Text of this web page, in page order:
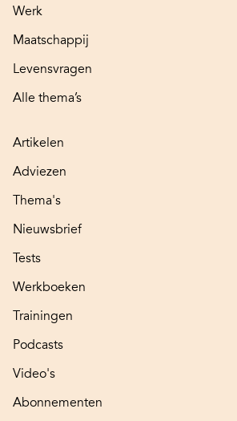
Werk
Maatschappij
Levensvragen
Alle thema’s
Artikelen
Adviezen
Thema's
Nieuwsbrief
Tests
Werkboeken
Trainingen
Podcasts
Video's
Abonnementen